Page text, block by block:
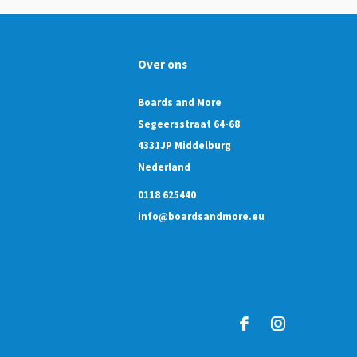
Over ons
Boards and More
Segeersstraat 64-68
4331JP Middelburg
Nederland
0118 625440
info@boardsandmore.eu